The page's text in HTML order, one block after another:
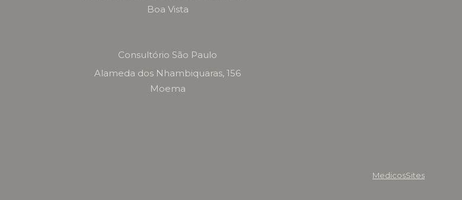
Boa Vista
Consultório São Paulo
Alameda dos Nhambiquaras, 156
Moema
MedicosSites